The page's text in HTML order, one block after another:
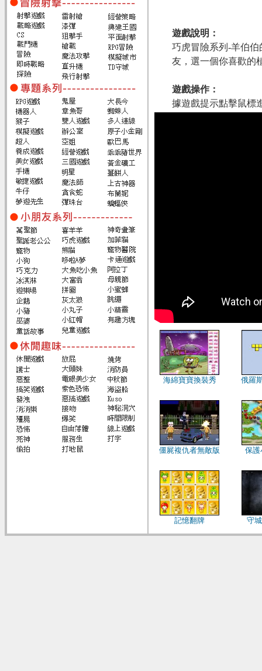
遊戲說明：
巧虎冒險系列-羊伯
友，選一個你喜歡的
遊戲操作：
據遊戲提示點擊鼠標
海綿寶寶換裝秀 俄羅
僵屍複仇者無敵版 保護
記憶翻牌 守